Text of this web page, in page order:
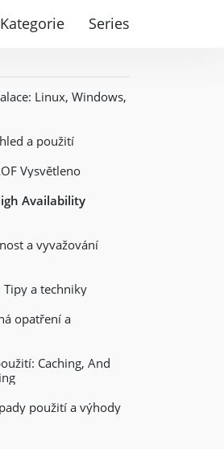
Kategorie Series
Linux, Windows,
a použití
Vysvětleno
Availability
a vyvažování
Tipy a techniky
opatření a
Caching, And
použití a výhody